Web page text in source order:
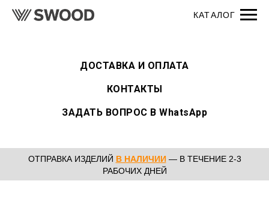
ДОСТАВКА И ОПЛАТА
КОНТАКТЫ
ЗАДАТЬ ВОПРОС В WhatsApp
ОТПРАВКА ИЗДЕЛИЙ В НАЛИЧИИ— В ТЕЧЕНИЕ 2-3
РАБОЧИХ ДНЕЙ